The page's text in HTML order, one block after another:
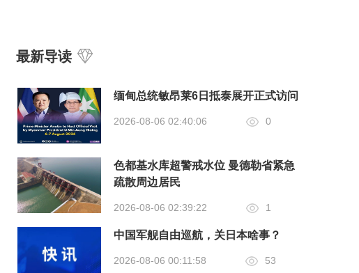
最新导读
缅甸总统敏昂莱6日抵泰展开正式访问
2026-08-06 02:40:06 0
色都基水库超警戒水位 曼德勒省紧急
疏散周边居民
2026-08-06 02:39:22 1
中国军舰自由巡航，关日本啥事？
2026-08-06 00:11:58 53